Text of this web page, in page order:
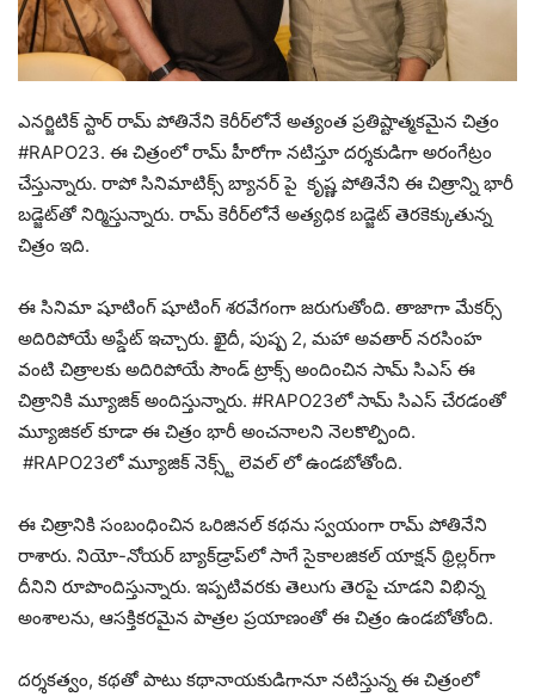
ఎనర్జిటిక్ స్టార్ రామ్ పోతినేని కెరీర్‌లోనే అత్యంత ప్రతిష్టాత్మకమైన చిత్రం
#RAPO23. ఈ చిత్రంలో రామ్ హీరోగా నటిస్తూ దర్శకుడిగా అరంగేట్రం
చేస్తున్నారు. రాపో సినిమాటిక్స్ బ్యానర్ పై కృష్ణ పోతినేని ఈ చిత్రాన్ని భారీ
బడ్జెట్‌తో నిర్మిస్తున్నారు. రామ్ కెరీర్‌లోనే అత్యధిక బడ్జెట్ తెరకెక్కుతున్న
చిత్రం ఇది.
ఈ సినిమా షూటింగ్ షూటింగ్ శరవేగంగా జరుగుతోంది. తాజాగా మేకర్స్
అదిరిపోయే అప్డేట్ ఇచ్చారు. ఖైదీ, పుష్ప 2, మహా అవతార్ నరసింహ
వంటి చిత్రాలకు అదిరిపోయే సౌండ్ ట్రాక్స్ అందించిన సామ్ సిఎస్ ఈ
చిత్రానికి మ్యూజిక్ అందిస్తున్నారు. #RAPO23లో సామ్ సిఎస్ చేరడంతో
మ్యూజికల్ కూడా ఈ చిత్రం భారీ అంచనాలని నెలకొల్పింది.
#RAPO23లో మ్యూజిక్ నెక్స్ట్ లెవల్ లో ఉండబోతోంది.
ఈ చిత్రానికి సంబంధించిన ఒరిజినల్ కథను స్వయంగా రామ్ పోతినేని
రాశారు. నియో-నోయర్ బ్యాక్‌డ్రాప్‌లో సాగే సైకాలజికల్ యాక్షన్ థ్రిల్లర్‌గా
దీనిని రూపొందిస్తున్నారు. ఇప్పటివరకు తెలుగు తెరపై చూడని విభిన్న
అంశాలను, ఆసక్తికరమైన పాత్రల ప్రయాణంతో ఈ చిత్రం ఉండబోతోంది.
దర్శకత్వం, కథతో పాటు కథానాయకుడిగానూ నటిస్తున్న ఈ చిత్రంలో